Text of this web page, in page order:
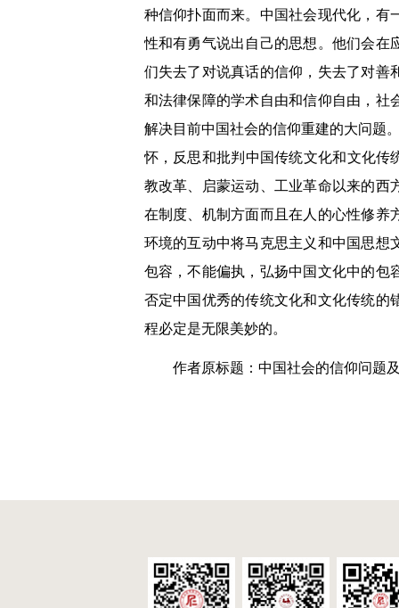
种信仰扑面而来。中国社会现代化，有
性和有勇气说出自己的思想。他们会在
们失去了对说真话的信仰，失去了对善
和法律保障的学术自由和信仰自由，社
解决目前中国社会的信仰重建的大问题
怀，反思和批判中国传统文化和文化传
教改革、启蒙运动、工业革命以来的西
在制度、机制方面而且在人的心性修养
环境的互动中将马克思主义和中国思想
包容，不能偏执，弘扬中国文化中的包
否定中国优秀的传统文化和文化传统的
程必定是无限美妙的。
作者原标题：中国社会的信仰问题